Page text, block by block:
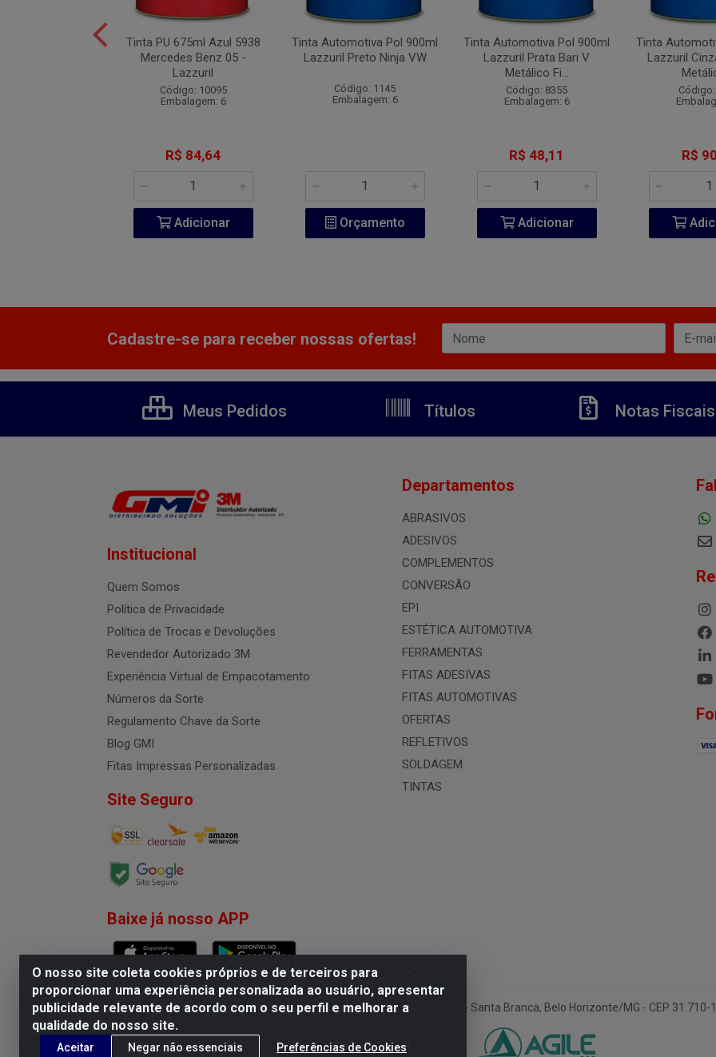
Tinta PU 675ml Azul 5938
Mercedes Benz 05 -
Lazzuril
Código: 10095
Embalagem: 6
R$ 84,64
Adicionar
Tinta Automotiva Pol 900ml
Lazzuril Preto Ninja VW
Código: 1145
Embalagem: 6
Orçamento
Tinta Automotiva Pol 900ml
Lazzuril Prata Bari V
Metálico Fi...
Código: 8355
Embalagem: 6
R$ 48,11
Adicionar
Tinta
Lazzuril
R$
O nosso site coleta cookies próprios e de terceiros para
proporcionar uma experiência personalizada ao usuário, apresentar
publicidade relevante de acordo com o seu perfil e melhorar a
qualidade do nosso site.
Aceitar Negar não essenciais Preferências de Cookies
Cadastre-se para receber nossas ofertas!
Meus Pedidos Títulos Notas Fiscais
Institucional
Quem Somos
Política de Privacidade
Política de Trocas e Devoluções
Revendedor Autorizado 3M
Experiência Virtual de Empacotamento
Números da Sorte
Regulamento Chave da Sorte
Blog GMI
Fitas Impressas Personalizadas
Site Seguro
Baixe já nosso APP
Departamentos
ABRASIVOS
ADESIVOS
COMPLEMENTOS
CONVERSÃO
EPI
ESTÉTICA AUTOMOTIVA
FERRAMENTAS
FITAS ADESIVAS
FITAS AUTOMOTIVAS
OFERTAS
REFLETIVOS
SOLDAGEM
TINTAS
G.M.I. Distribuidora LTDA - Rua Conselheiro Pena, 50 - Santa Branca, Belo Horizonte/MG - CEP